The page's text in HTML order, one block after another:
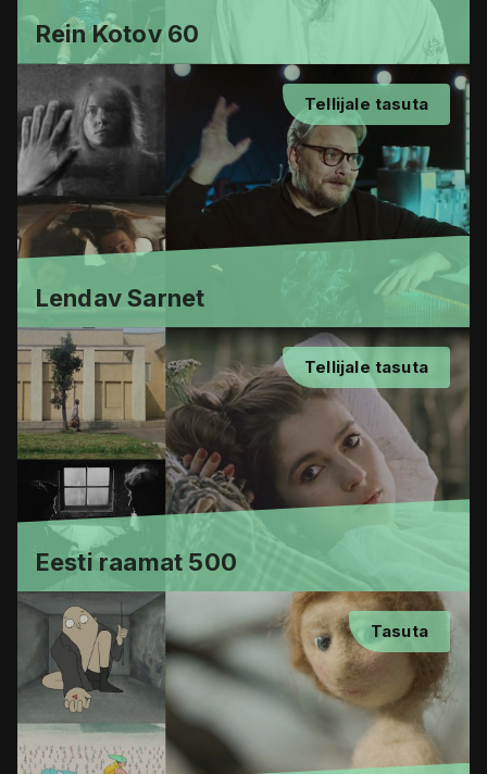
Rein Kotov 60
Tellijale tasuta
Lendav Sarnet
Tellijale tasuta
Eesti raamat 500
Tasuta